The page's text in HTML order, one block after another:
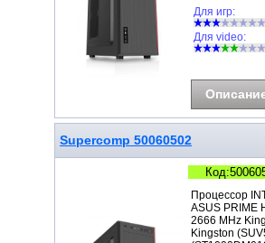
Для игр:
Для video:
Supercomp 50060502
Процессор
ASUS PRIME
2666 MHz
Kingston